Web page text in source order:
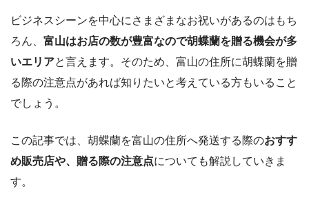
ビジネスシーンを中心にさまざまなお祝いがあるのはもち
ろん、 富山はお店の数が豊富なので胡蝶蘭を贈る機会が多
いエリアと言えます。そのため、富山の住所に胡蝶蘭を贈
る際の注意点があれば知りたいと考えている方もいること
でしょう。
この記事では、胡蝶蘭を富山の住所へ発送する際のおすす
め販売店や、贈る際の注意点についても解説していきま
す。